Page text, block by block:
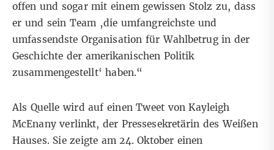
offen und sogar mit einem gewissen Stolz zu, dass
er und sein Team ‚die umfangreichste und
umfassendste Organisation für Wahlbetrug in der
Geschichte der amerikanischen Politik
zusammengestellt‘ haben.“
Als Quelle wird auf einenTweetvon Kayleigh
McEnany verlinkt, der Pressesekretärin des Weißen
Hauses. Sie zeigte am 24. Oktober einen